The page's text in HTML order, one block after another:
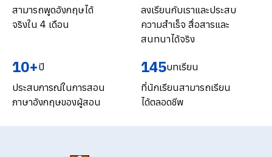
สามารถพูดอังกฤษได้
จริงใน 4 เดือน
ลงเรียนกับเราและประสบ
ความสำเร็จ สื่อสารและ
สนทนาได้จริง
10+ปี
ประสบการณ์ในการสอน
ภาษาอังกฤษของผู้สอน
145บทเรียน
ที่นักเรียนสามารถเรียน
ได้ตลอดชีพ